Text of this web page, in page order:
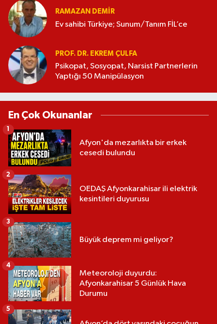
RAMAZAN DEMİR
Ev sahibi Türkiye; Sunum/Tanım FİL’ce
PROF. DR. EKREM ÇULFA
Psikopat, Sosyopat, Narsist Partnerlerin
Yaptığı 50 Manipülasyon
En Çok Okunanlar
Afyon'da mezarlıkta bir erkek
cesedi bulundu
1
OEDAŞ Afyonkarahisar ili elektrik
kesintileri duyurusu
2
Büyük deprem mi geliyor?
3
Meteoroloji duyurdu:
Afyonkarahisar 5 Günlük Hava
Durumu
4
5